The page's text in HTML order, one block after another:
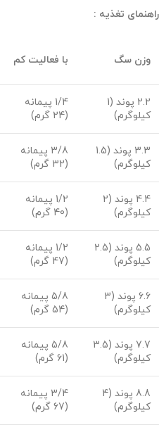
راهنمای تغذیه :
وزن سگ با فعالیت کم
2.2 پوند (1
کیلوگرم)
1/4 پیمانه
(24 گرم)
3.3 پوند (1.5
کیلوگرم)
3/8 پیمانه
(32 گرم)
4.4 پوند (2
کیلوگرم)
1/2 پیمانه
(40 گرم)
5.5 پوند (2.5
کیلوگرم)
1/2 پیمانه
(47 گرم)
6.6 پوند (3
کیلوگرم)
5/8 پیمانه
(54 گرم)
7.7 پوند (3.5
کیلوگرم)
5/8 پیمانه
(61 گرم)
8.8 پوند (4
کیلوگرم)
3/4 پیمانه
(67 گرم)